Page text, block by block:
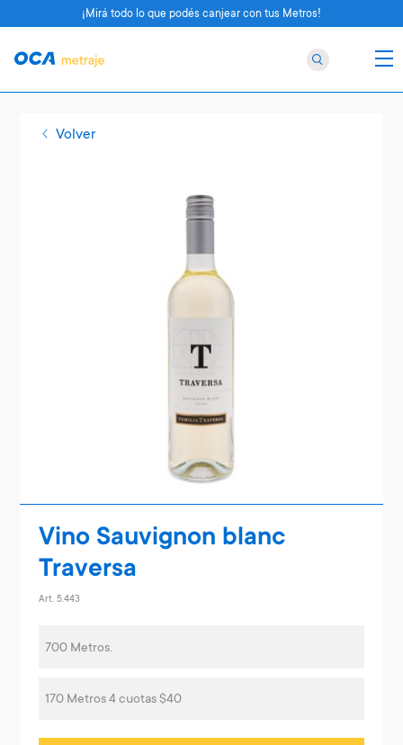
Volver
Vino Sauvignon blanc
Traversa
Art. 5.443
700 Metros.
170 Metros 4 cuotas $40
¡Mirá todo lo que podés canjear con tus Metros!